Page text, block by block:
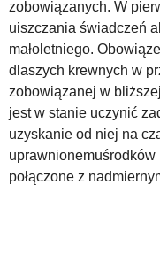
ZMIANY W
WZORY
FORUM
zobowiązanych. W
uiszczania świadczeń
małoletniego.
dlaszych krewnych w
zobowiązanej w
jest w stanie uczynić
uzyskanie od niej na
połączone z